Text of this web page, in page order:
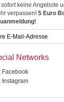
keine Angebote
verpassen! 5 Euro
Networks
Facebook
Instagram